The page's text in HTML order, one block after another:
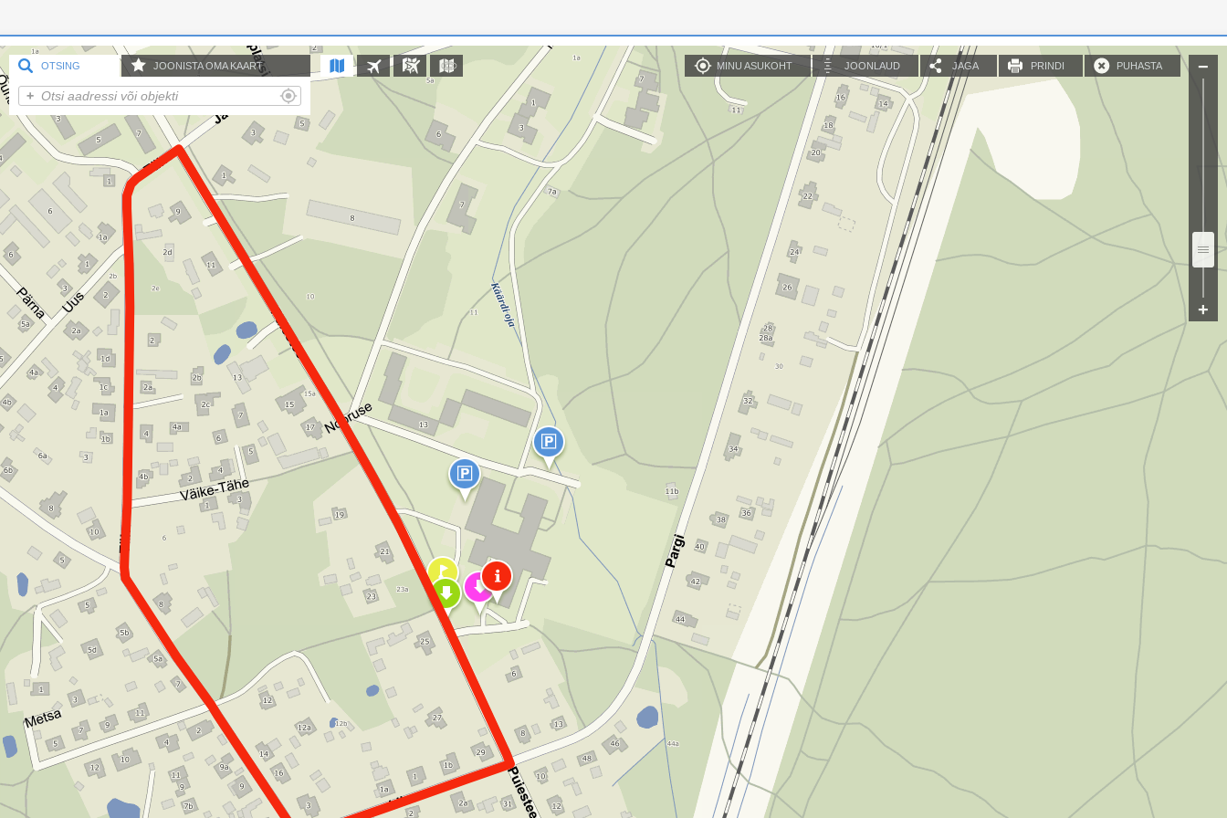
OTSING JOONISTA OMA KAART
Lisa punkt Lisa joon Lisa ala
Võistlustrass 1.35 km Seaded
START - FINIŠ Seaded
Sekretariaat Seaded
Tiimide parkla Seaded
Parkla
Autasustamine Seaded
Ülekannete kontroll Seaded
Jaga kaarti
MINU ASUKOHT JOONLAUD JAGA PRINDI PUHASTA